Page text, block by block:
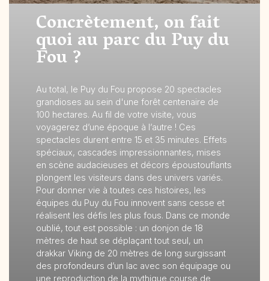
Concrètement, on fait
quoi au parc du Puy du
Fou ?
Au total, le Puy du Fou propose 20 spectacles
grandioses au sein d'une forêt centenaire de
100 hectares. Au fil de votre visite, vous
voyagerez d’une époque à l’autre ! Ces
spectacles durent entre 15 et 35 minutes. Effets
spéciaux, cascades impressionnantes, mises
en scène audacieuses et décors époustouflants
plongent les visiteurs dans des univers variés.
Pour donner vie à toutes ces histoires, les
équipes du Puy du Fou innovent sans cesse et
réalisent les défis les plus fous. Dans ce monde
oublié, tout est possible : un donjon de 18
mètres de haut se déplaçant tout seul, un
drakkar Viking de 20 mètres de long surgissant
des profondeurs d’un lac avec son équipage ou
une reproduction de la mythique course de